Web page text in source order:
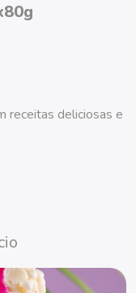
receitas deliciosas e